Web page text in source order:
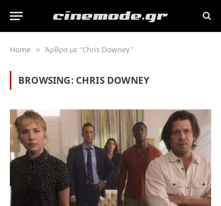
Home » Άρθρα με "Chris Downey"
BROWSING: CHRIS DOWNEY